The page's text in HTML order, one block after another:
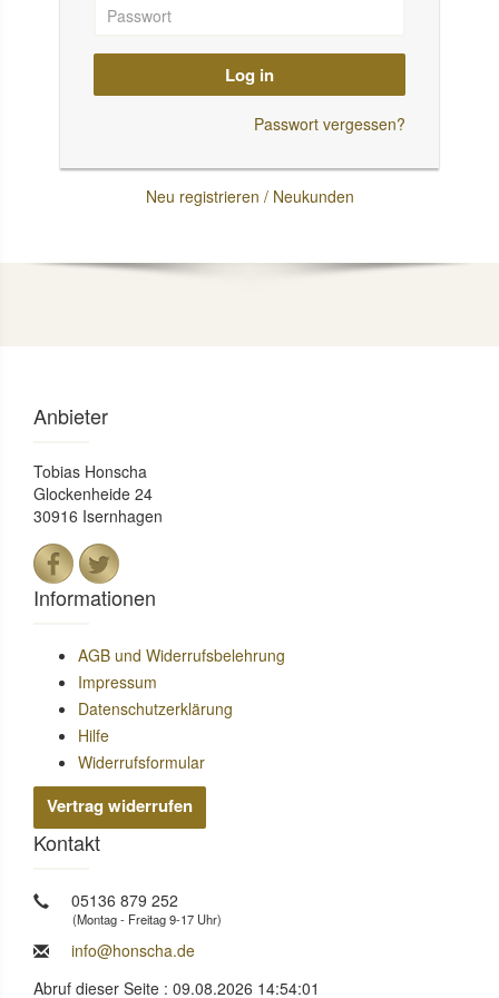
Log in
Passwort vergessen?
Neu registrieren / Neukunden
Anbieter
Tobias Honscha
Glockenheide 24
30916 Isernhagen
Informationen
AGB und Widerrufsbelehrung
Impressum
Datenschutzerklärung
Hilfe
Widerrufsformular
Vertrag widerrufen
Kontakt
05136 879 252
(Montag - Freitag 9-17 Uhr)
info@honscha.de
Abruf dieser Seite : 09.08.2026 14:54:01